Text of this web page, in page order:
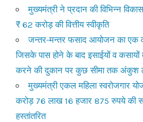
मुख्यमंत्री ने प्रदान की विभिन्न
₹ 62 करोड़ की वित्तीय स्वीकृति
जन्तर-मन्तर फसाद आयोजन का एक
जिसके पास होने के बाद इसाईयों व कसायों
करने की दुकान पर कुछ सीमा तक अंकुश
मुख्यमंत्री एकल महिला स्वरोजगार
करोड़ 76 लाख 16 हजार 875 रुपये की
हस्तांतरित